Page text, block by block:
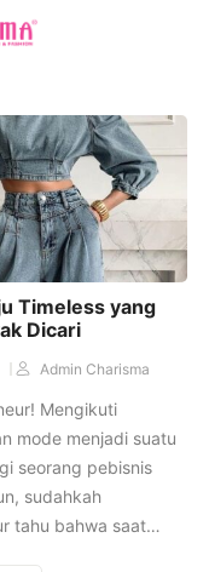
Timeless yang
Dicari
Admin Charisma
Mengikuti
mode menjadi suatu
seorang pebisnis
sudahkah
tahu bahwa saat…